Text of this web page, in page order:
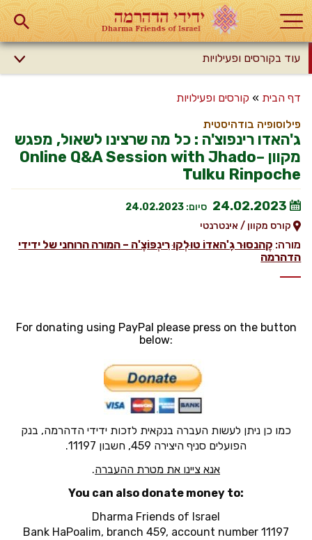
עוד בקורסים ופעילויות
דף הבית » קורסים ופעילויות
פילוסופיה בודהיסטית
ג'האדו רינפוצ'ה : כל מה שרצינו לשאול, מפגש
מקוון –Online Q&A Session with Jhado
Tulku Rinpoche
24.02.2023 סיום: 24.02.2023
קורס מקוון / אינטרנטי
מורה: קֶהנסוּר גָ'האדוֹ טוּלְקוּ רִינְפּוֹצֶ'ה – המורה הרוחני של ידידי
הדהרמה
For donating using PayPal please press on the button
below:
כמו כן ניתן לעשות העברה בנקאית לזכות ידידי הדהרמה, בנק
הפועלים סניף היצירה 459, חשבון 11197.
אנא ציינו את מטרת ההעברה.
You can also donate money to:
Dharma Friends of Israel
Bank HaPoalim, branch 459, account number 11197